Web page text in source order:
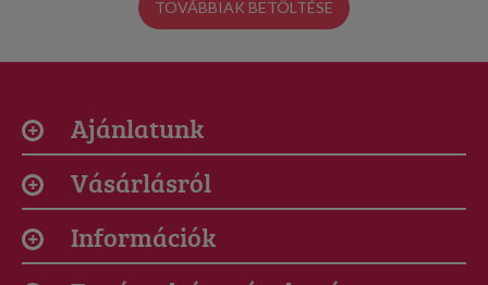
TOVÁBBIAK BETÖLTÉSE
Ajánlatunk
Vásárlásról
Információk